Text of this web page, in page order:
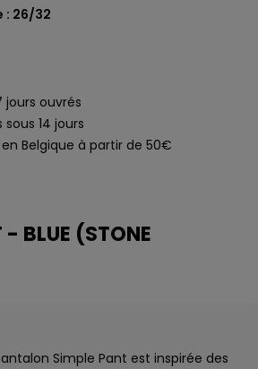
: 26/32
jours ouvrés
14 jours
Belgique à partir de 50€
- BLUE (STONE
Simple Pant est inspirée des